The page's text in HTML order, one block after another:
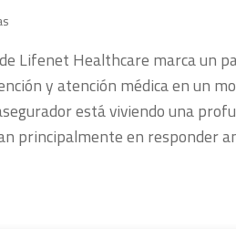
Lifenet Healthcare marca un
y atención médica en un
está viviendo una
principalmente en responder